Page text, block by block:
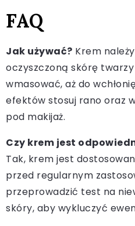
FAQ
Jak używać? Krem
oczyszczoną skórę
wmasować, aż do
efektów stosuj rano oraz
pod makijaż.
Czy krem jest
Tak, krem jest
przed regularnym
przeprowadzić test na
skóry, aby wykluczyć